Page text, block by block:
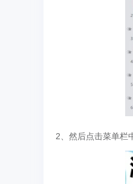
2、然后点击菜单栏